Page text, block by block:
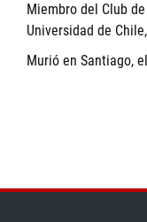
Miembro del Club
Universidad de
Murió en Santiago,